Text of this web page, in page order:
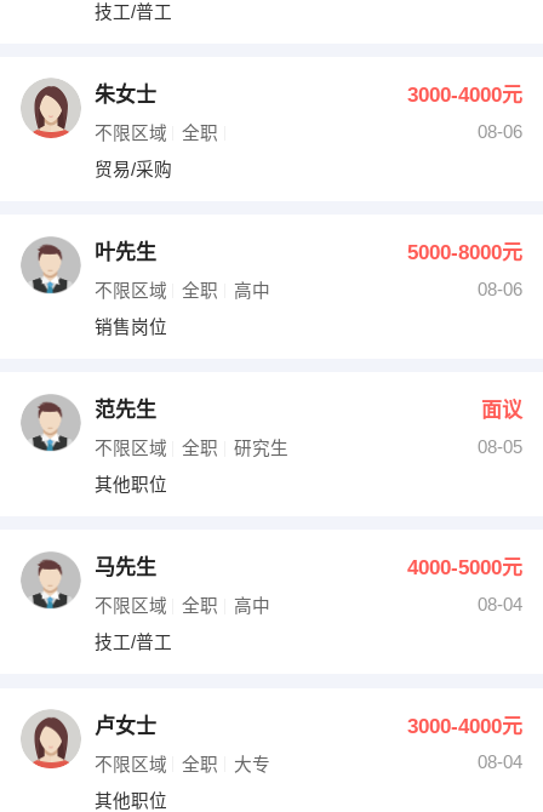
技工/普工
朱女士 3000-4000元
不限区域 全职
08-06
贸易/采购
叶先生 5000-8000元
不限区域 全职 高中
08-06
销售岗位
范先生 面议
不限区域 全职 研究生
08-05
其他职位
马先生 4000-5000元
不限区域 全职 高中
08-04
技工/普工
卢女士 3000-4000元
不限区域 全职 大专
08-04
其他职位